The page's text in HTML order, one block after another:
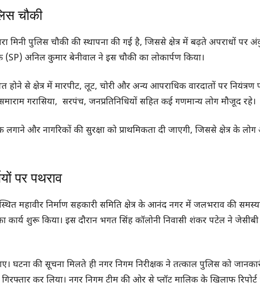
चौकी
मिनी पुलिस चौकी की स्थापना की गई है, जिससे क्षेत्र में बढ़ते अपराधों पर
(SP) अनिल कुमार बेनीवाल ने इस चौकी का लोकार्पण किया।
से क्षेत्र में मारपीट, लूट, चोरी और अन्य आपराधिक वारदातों पर नियंत्रण
गरासिया, सरपंच, जनप्रतिनिधियों सहित कई गणमान्य लोग मौजूद रहे।
और नागरिकों की सुरक्षा को प्राथमिकता दी जाएगी, जिससे क्षेत्र के लोग
पर पथराव
महावीर निर्माण सहकारी समिति क्षेत्र के आनंद नगर में जलभराव की
कार्य शुरू किया। इस दौरान भगत सिंह कॉलोनी निवासी शंकर पटेल ने
की सूचना मिलते ही नगर निगम निरीक्षक ने तत्काल पुलिस को
कर लिया। नगर निगम टीम की ओर से प्लॉट मालिक के खिलाफ रिपोर्ट